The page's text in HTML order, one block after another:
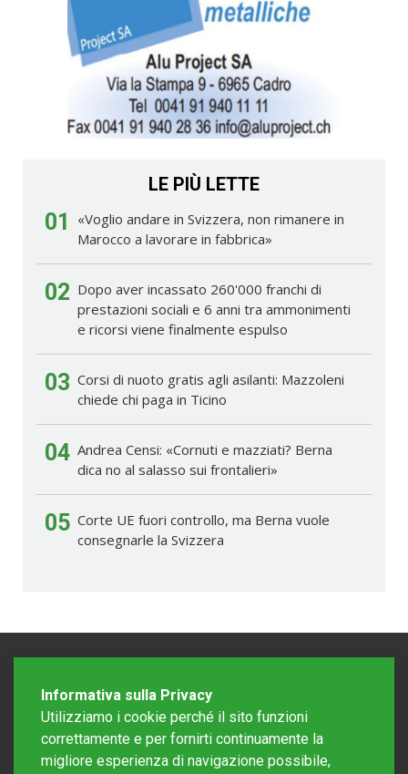
LE PIÙ LETTE
01
«Voglio andare in Svizzera, non rimanere in
Marocco a lavorare in fabbrica»
02 Dopo aver incassato 260'000 franchi di
prestazioni sociali e 6 anni tra ammonimenti
e ricorsi viene finalmente espulso
03 Corsi di nuoto gratis agli asilanti: Mazzoleni
chiede chi paga in Ticino
04 Andrea Censi: «Cornuti e mazziati? Berna
dica no al salasso sui frontalieri»
05 Corte UE fuori controllo, ma Berna vuole
consegnarle la Svizzera
Informativa sulla Privacy
Utilizziamo i cookie perché il sito funzioni
correttamente e per fornirti continuamente la
migliore esperienza di navigazione possibile,